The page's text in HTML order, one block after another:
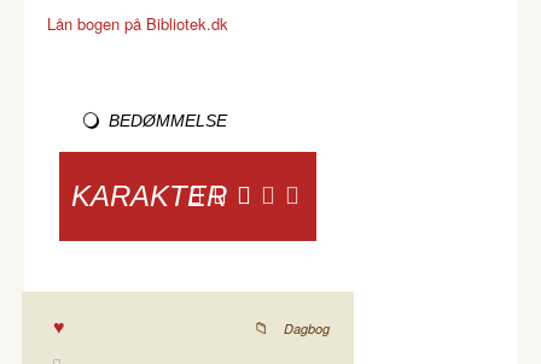
Lån bogen på Bibliotek.dk
BEDØMMELSE
KARAKTER
Dagbog